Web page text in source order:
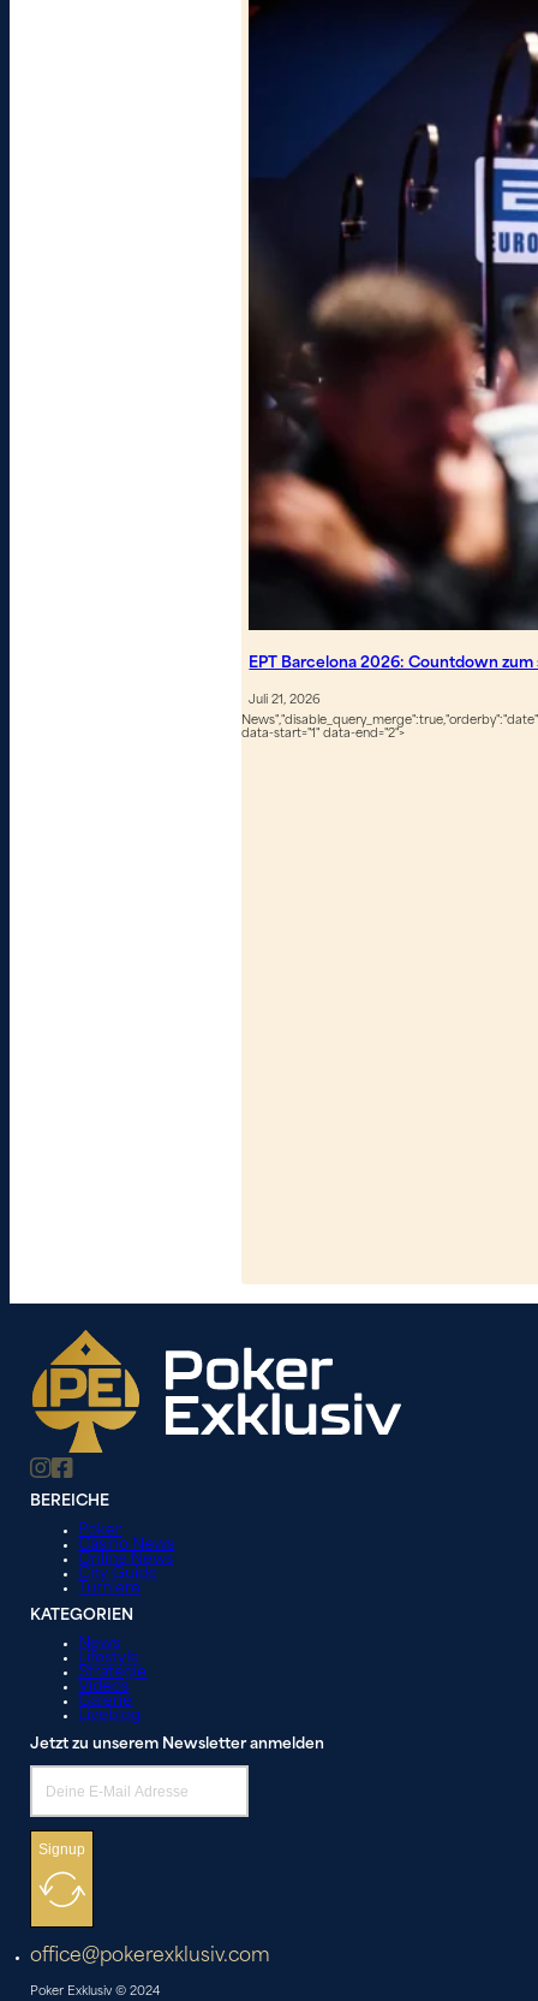
EPT Barcelona 2026: Countdown zum
Juli 21, 2026
data-start="1" data-end="2">
BEREICHE
Poker
Casino News
Online News
City Guide
Turniere
KATEGORIEN
News
Lifestyle
Strategie
Videos
Galerie
Liveblog
Jetzt zu unserem Newsletter anmelden
Signup
office@pokerexklusiv.com
Poker Exklusiv © 2024